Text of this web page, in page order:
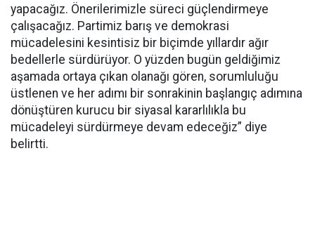
yapacağız. Önerilerimizle süreci güçlendirmeye
çalışacağız. Partimiz barış ve demokrasi
mücadelesini kesintisiz bir biçimde yıllardır ağır
bedellerle sürdürüyor. O yüzden bugün geldiğimiz
aşamada ortaya çıkan olanağı gören, sorumluluğu
üstlenen ve her adımı bir sonrakinin başlangıç adımına
dönüştüren kurucu bir siyasal kararlılıkla bu
mücadeleyi sürdürmeye devam edeceğiz” diye
belirtti.